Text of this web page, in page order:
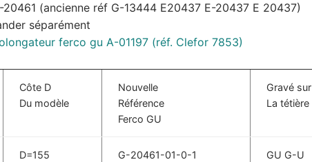
20461 (ancienne réf G-13444 E20437 E-20437 E 20437)
séparément
ferco gu A-01197 (réf. Clefor 7853)
Côte D
Du modèle
Nouvelle
Référence
Ferco GU
Gravé sur
La tétière
D=155 G-20461-01-0-1
GU G-U